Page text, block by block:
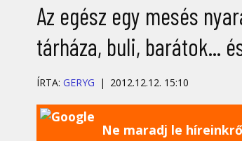
Az egész egy mesés
tárháza, buli, barátok...
ÍRTA: GERYG 2012.12.12. 15:10
Ne maradj le